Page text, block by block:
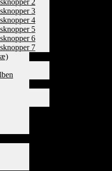
2
3
4
5
6
7